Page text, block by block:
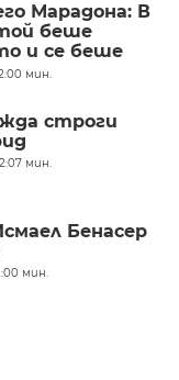
Марадона: В
беше
и се беше
мин.
строги
мин.
Бенасер
мин.